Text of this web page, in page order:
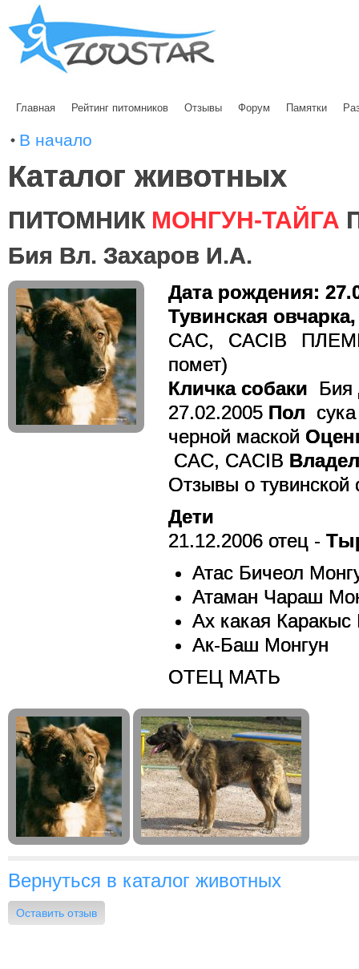
Главная Рейтинг питомников Отзывы Форум Памятки
В начало
Каталог животных
ПИТОМНИК МОНГУН-ТАЙГА
Бия Вл. Захаров И.А.
Дата рождения:
Тувинская овчарка,
CAC, CACIB
помет)
Кличка собаки Бия
27.02.2005 Пол
черной маской
CAC, CACIB
Отзывы о тувинской
Дети
21.12.2006 отец -
Атас Бичеол
Атаман Чараш
Ах какая Каракыс
Ак-Баш Монгун
ОТЕЦ МАТЬ
Вернуться в каталог животных
Оставить отзыв